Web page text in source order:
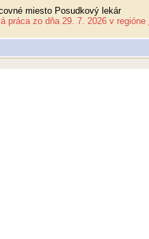
miesto Posudkový lekár
práca zo dňa 29. 7. 2026 v regióne